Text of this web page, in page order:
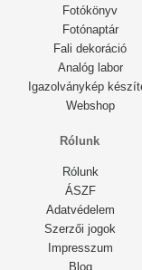
Fotókönyv
Fotónaptár
Fali dekoráció
Analóg labor
Igazolványkép
Webshop
Rólunk
Rólunk
ÁSZF
Adatvédelem
Szerzői jogok
Impresszum
Blog